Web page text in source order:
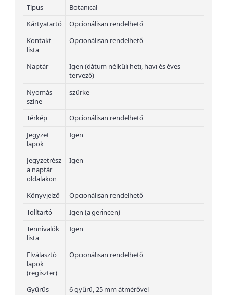
Típus
Botanical
Kártyatartó
Opcionálisan rendelhető
Kontakt
lista
Opcionálisan rendelhető
Naptár
Igen (dátum nélküli heti, havi és éves
tervező)
Nyomás
színe
szürke
Térkép
Opcionálisan rendelhető
Jegyzet
lapok
Igen
Jegyzetrész
a naptár
oldalakon
Igen
Könyvjelző
Opcionálisan rendelhető
Tolltartó
Igen (a gerincen)
Tennivalók
lista
Igen
Elválasztó
lapok
(regiszter)
Opcionálisan rendelhető
Gyűrűs
6 gyűrű, 25 mm átmérővel